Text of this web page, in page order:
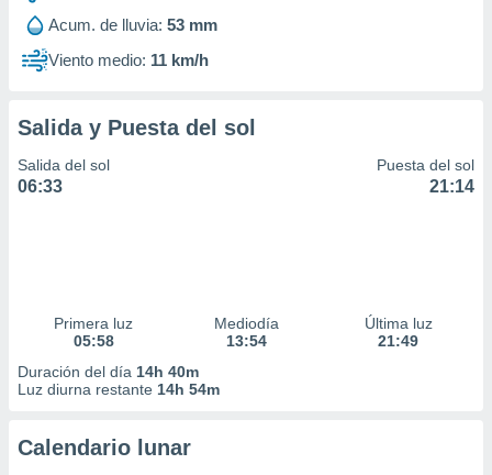
Acum. de lluvia: 53 mm
Viento medio: 11 km/h
Salida y Puesta del sol
Salida del sol
06:33
Puesta del sol
21:14
Primera luz
05:58
Mediodía
13:54
Última luz
21:49
Duración del día 14h 40m
Luz diurna restante 14h 54m
Calendario lunar